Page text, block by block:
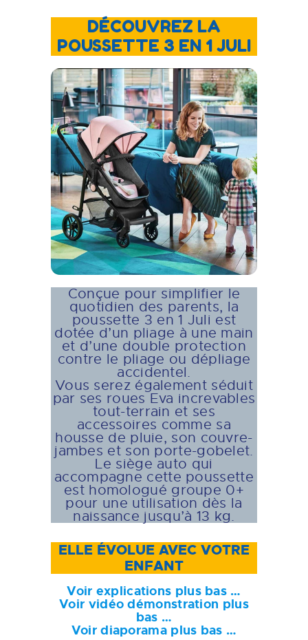
DÉCOUVREZ LA
POUSSETTE 3 EN 1 JULI
Conçue pour simplifier le
quotidien des parents, la
poussette 3 en 1 Juli est
dotée d’un pliage à une main
et d’une double protection
contre le pliage ou dépliage
accidentel.
Vous serez également séduit
par ses roues Eva increvables
tout-terrain et ses
accessoires comme sa
housse de pluie, son couvre-
jambes et son porte-gobelet.
Le siège auto qui
accompagne cette poussette
est homologué groupe 0+
pour une utilisation dès la
naissance jusqu’à 13 kg.
ELLE ÉVOLUE AVEC VOTRE
ENFANT
Voir explications plus bas …
Voir vidéo démonstration plus
bas …
Voir diaporama plus bas …